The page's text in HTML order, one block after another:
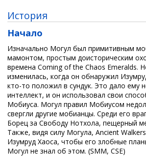
История
Начало
Изначально Могул был примитивным
мамонтом, простым доисторическим
времена Coming of the Chaos Emeralds.
изменилась, когда он обнаружил
кто-то положил в сундук. Это дало ему
интеллект, и он использовал свои
Мобиуса. Могул правил Мобиусом
свергли другие мобианцы. Среди его
Борец за Свободу Нотхола, пещерный
Также, видя силу Могула, Ancient
Изумруд Хаоса, чтобы его злобные
Могул не знал об этом. (SMM, CSE)